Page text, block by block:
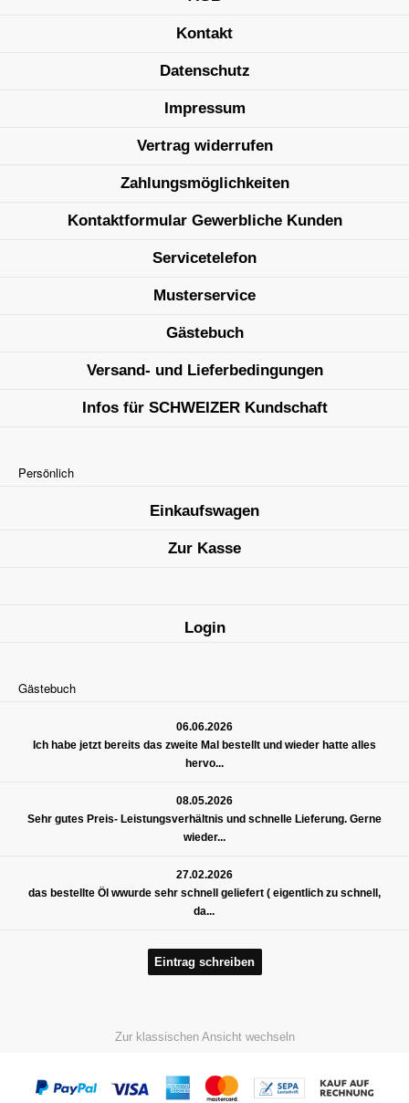
Kontakt
Datenschutz
Impressum
Vertrag widerrufen
Zahlungsmöglichkeiten
Kontaktformular Gewerbliche Kunden
Servicetelefon
Musterservice
Gästebuch
Versand- und Lieferbedingungen
Infos für SCHWEIZER Kundschaft
Persönlich
Einkaufswagen
Zur Kasse
Login
Gästebuch
06.06.2026
Ich habe jetzt bereits das zweite Mal bestellt und wieder hatte alles
hervo...
08.05.2026
Sehr gutes Preis- Leistungsverhältnis und schnelle Lieferung. Gerne
wieder...
27.02.2026
das bestellte Öl wwurde sehr schnell geliefert ( eigentlich zu schnell,
da...
Eintrag schreiben
Zur klassischen Ansicht wechseln